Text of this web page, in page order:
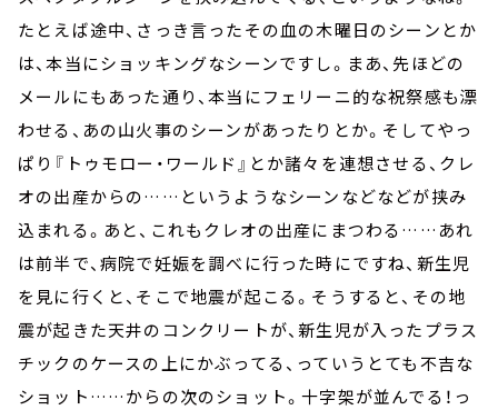
たとえば途中、さっき言ったその血の木曜日のシーンとか
は、本当にショッキングなシーンですし。まあ、先ほどの
メールにもあった通り、本当にフェリーニ的な祝祭感も漂
わせる、あの山火事のシーンがあったりとか。そしてやっ
ぱり『トゥモロー・ワールド』とか諸々を連想させる、クレ
オの出産からの……というようなシーンなどなどが挟み
込まれる。あと、これもクレオの出産にまつわる……あれ
は前半で、病院で妊娠を調べに行った時にですね、新生児
を見に行くと、そこで地震が起こる。そうすると、その地
震が起きた天井のコンクリートが、新生児が入ったプラス
チックのケースの上にかぶってる、っていうとても不吉な
ショット……からの次のショット。十字架が並んでる！っ